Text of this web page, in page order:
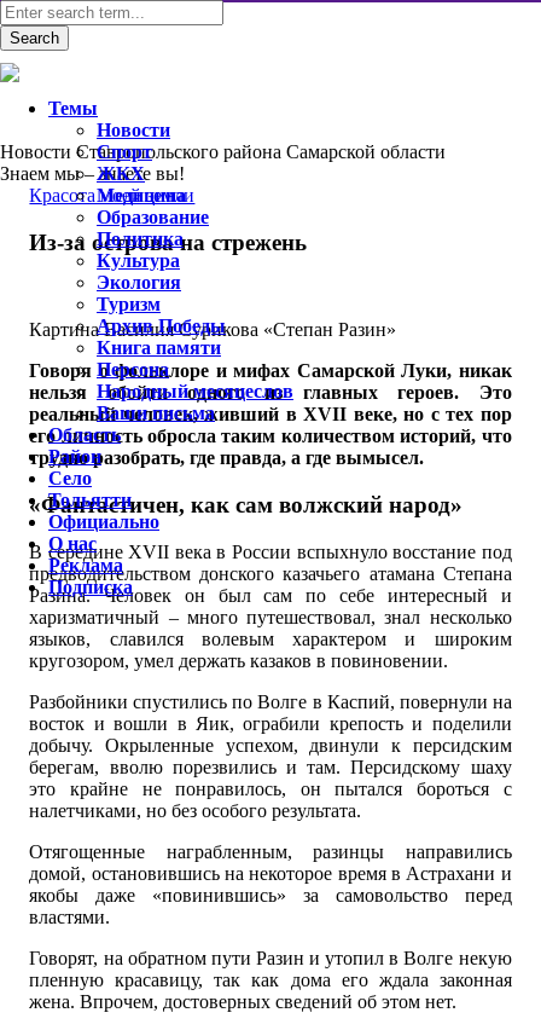
Новости Ставропольского района Самарской области
Знаем мы – знаете вы!
Красота моей земли
Из-за острова на стрежень
Картина Василия Сурикова «Степан Разин»
Говоря о фольклоре и мифах Самарской Луки, никак
нельзя обойти одного из главных героев. Это
реальный человек, живший в XVII веке, но с тех пор
его личность обросла таким количеством историй, что
трудно разобрать, где правда, а где вымысел.
«Фантастичен, как сам волжский народ»
В середине XVII века в России вспыхнуло восстание под
предводительством донского казачьего атамана Степана
Разина. Человек он был сам по себе интересный и
харизматичный – много путешествовал, знал несколько
языков, славился волевым характером и широким
кругозором, умел держать казаков в повиновении.
Разбойники спустились по Волге в Каспий, повернули на
восток и вошли в Яик, ограбили крепость и поделили
добычу. Окрыленные успехом, двинули к персидским
берегам, вволю порезвились и там. Персидскому шаху
это крайне не понравилось, он пытался бороться с
налетчиками, но без особого результата.
Отягощенные награбленным, разинцы направились
домой, остановившись на некоторое время в Астрахани и
якобы даже «повинившись» за самовольство перед
властями.
Говорят, на обратном пути Разин и утопил в Волге некую
пленную красавицу, так как дома его ждала законная
жена. Впрочем, достоверных сведений об этом нет.
Темы
Новости
Спорт
ЖКХ
Медицина
Образование
Политика
Культура
Экология
Туризм
Архив Победы
Книга памяти
Персона
Народный месяцеслов
Ваши письма
Область
Район
Село
Тольятти
Официально
О нас
Реклама
Подписка